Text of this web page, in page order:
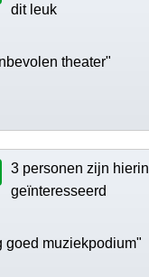
dit leuk
theater"
3 personen zijn hierin
geïnteresseerd
goed muziekpodium"